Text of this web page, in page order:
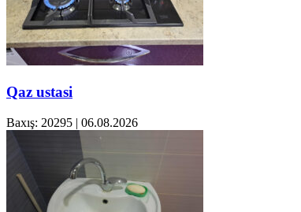
Qaz ustasi
Baxış: 20295 | 06.08.2026